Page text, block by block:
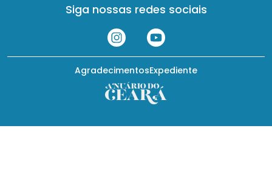
Siga nossas redes sociais
Expediente
Agradecimentos